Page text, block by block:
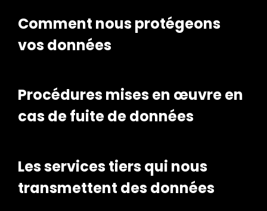
Comment nous protégeons
vos données
Procédures mises en œuvre en
cas de fuite de données
Les services tiers qui nous
transmettent des données